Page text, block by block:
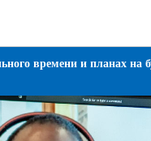
времени и планах на